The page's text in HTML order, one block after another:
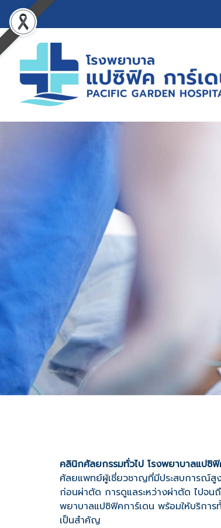
คลินิกศัลยกรรมทั่วไป โรงพยาบาลแปซิ
ศัลยแพทย์ผู้เชี่ยวชาญที่มีประสบการณ์สูง
ก่อนผ่าตัด การดูแลระหว่างผ่าตัด ไปจน
พยาบาลแปซิฟิคการ์เดน พร้อมให้บริกา
เป็นสำคัญ